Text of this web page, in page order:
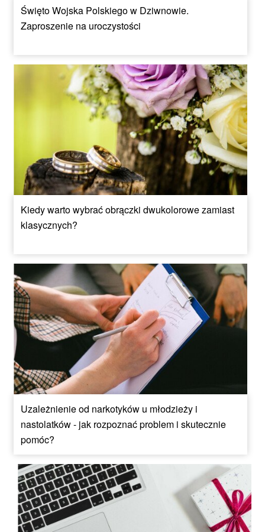
Święto Wojska Polskiego w Dziwnowie.
Zaproszenie na uroczystości
Kiedy warto wybrać obrączki dwukolorowe zamiast
klasycznych?
Uzależnienie od narkotyków u młodzieży i
nastolatków - jak rozpoznać problem i skutecznie
pomóc?